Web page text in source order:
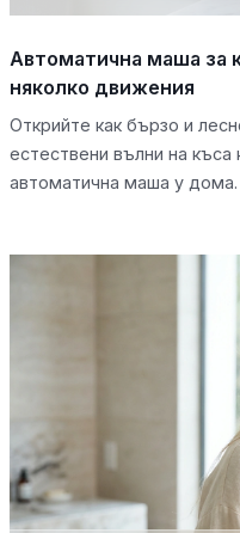
Автоматична маша за
няколко движения
Открийте как бързо и
естествени вълни на
автоматична маша у дома.